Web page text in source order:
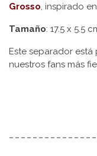
Grosso , inspirado
Tamaño: 17.5 x 5.5
Este separador
nuestros fans más